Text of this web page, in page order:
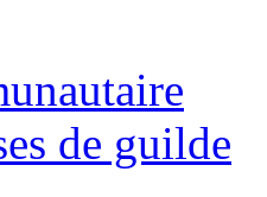
de guilde